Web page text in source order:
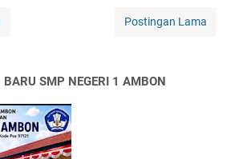
Postingan Lama
SMP NEGERI 1 AMBON